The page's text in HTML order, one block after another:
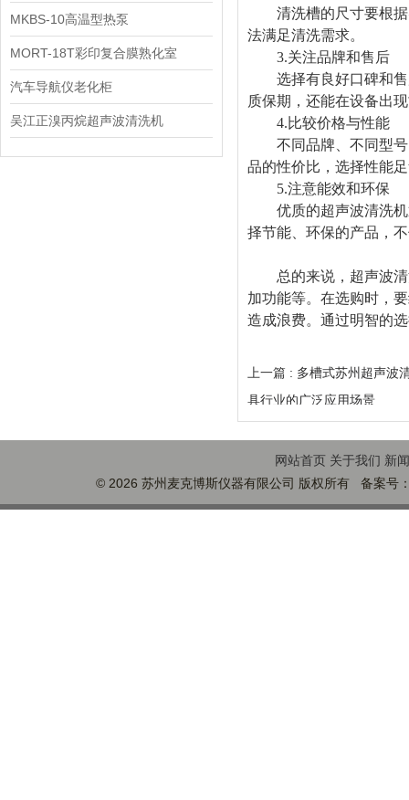
机
MKBS-10高温型热泵
MORT-18T彩印复合膜熟化室
汽车导航仪老化柜
吴江正溴丙烷超声波清洗机
清洗槽的尺寸要根据
法满足清洗需求。
3.关注品牌和售后
选择有良好口碑和售
质保期，还能在设备出
4.比较价格与性能
不同品牌、不同型号
品的性价比，选择性能
5.注意能效和环保
优质的超声波清洗机
择节能、环保的产品，
总的来说，超声波清
加功能等。在选购时，
造成浪费。通过明智的
上一篇 : 多槽式苏州超声波
具行业的广泛应用场景
网站首页 关于我们 新
© 2026 苏州麦克博斯仪器有限公司 版权所有 备案号